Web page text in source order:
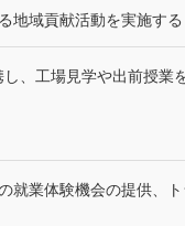
地域貢献活動を実施する
、工場見学や出前授業
就業体験機会の提供、